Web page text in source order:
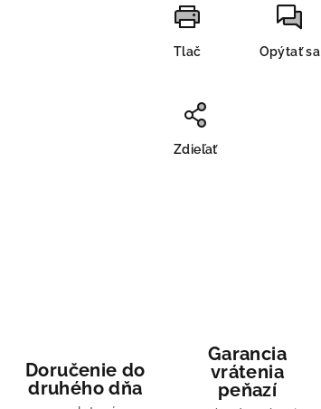
Tlač Opýtať sa
Zdieľať
Doručenie do
druhého dňa
Garancia
vrátenia
peňazí